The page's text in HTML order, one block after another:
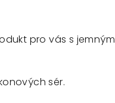
pro vás s
sér.